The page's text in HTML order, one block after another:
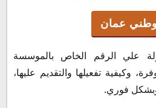
عمان
علي الرقم الخاص بالموسسة
وكيفية تفعيلها والتقديم عليها،
فوري.